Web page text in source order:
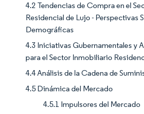
4.2 Tendencias de Compra en el
Residencial de Lujo - Perspectivas
Demográficas
4.3 Iniciativas Gubernamentales y
para el Sector Inmobiliario
4.4 Análisis de la Cadena de
4.5 Dinámica del Mercado
4.5.1 Impulsores del Mercado